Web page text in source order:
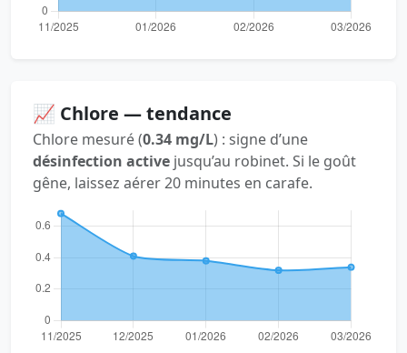
📈 Chlore — tendance
Chlore mesuré (0.34 mg/L) : signe d’une
désinfection active jusqu’au robinet. Si le goût
gêne, laissez aérer 20 minutes en carafe.